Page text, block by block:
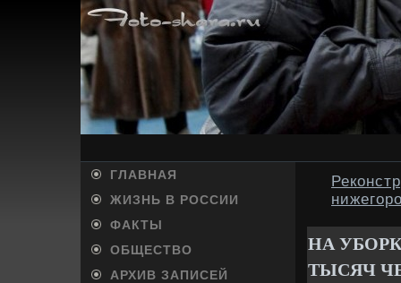
ГЛАВНАЯ
ЖИЗНЬ В РОССИИ
ФАКТЫ
ОБЩЕСТВО
АРХИВ ЗАПИСЕЙ
НА
ТЫСЯЧ